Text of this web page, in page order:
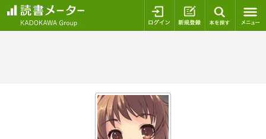
ログイン 新規登録